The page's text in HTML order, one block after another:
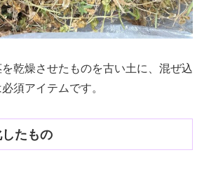
乾燥させたものを古い土に、混ぜ込
須アイテムです。
たもの